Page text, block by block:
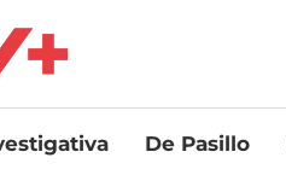
De Pasillo